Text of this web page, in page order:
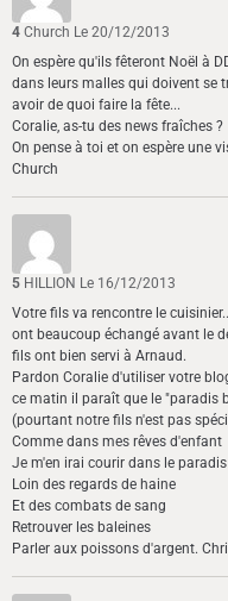
4 Church Le 20/12/2013
On espère qu'ils fêteront Noël à
dans leurs malles qui doivent se
avoir de quoi faire la fête...
Coralie, as-tu des news fraîches ?
On pense à toi et on espère une
Church
5 HILLION Le 16/12/2013
Votre fils va rencontre le
ont beaucoup échangé avant le
fils ont bien servi à Arnaud.
Pardon Coralie d'utiliser votre
ce matin il paraît que le "paradis
(pourtant notre fils n'est pas
Comme dans mes rêves d'enfant
Je m'en irai courir dans le
Loin des regards de haine
Et des combats de sang
Retrouver les baleines
Parler aux poissons d'argent.